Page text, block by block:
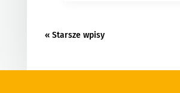
« Starsze wpisy